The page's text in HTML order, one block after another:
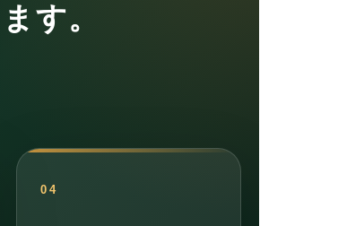
す。
04